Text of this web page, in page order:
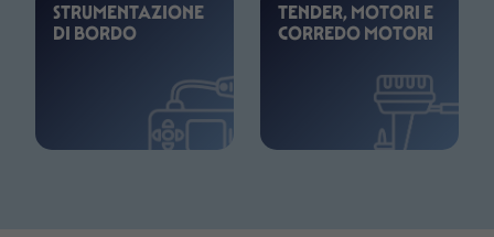
STRUMENTAZIONE
DI BORDO
TENDER, MOTORI E
CORREDO MOTORI